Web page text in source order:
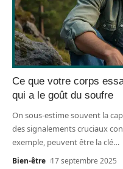
Ce que votre corps
qui a le goût du soufre
On sous-estime souvent la
des signalements cruciaux
exemple, peuvent être la clé…
Bien-être 17 septembre 2025